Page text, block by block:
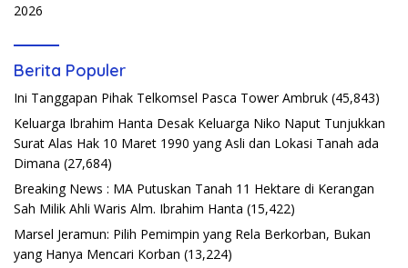
2026
Berita Populer
Ini Tanggapan Pihak Telkomsel Pasca Tower Ambruk (45,843)
Keluarga Ibrahim Hanta Desak Keluarga Niko Naput Tunjukkan
Surat Alas Hak 10 Maret 1990 yang Asli dan Lokasi Tanah ada
Dimana (27,684)
Breaking News : MA Putuskan Tanah 11 Hektare di Kerangan
Sah Milik Ahli Waris Alm. Ibrahim Hanta (15,422)
Marsel Jeramun: Pilih Pemimpin yang Rela Berkorban, Bukan
yang Hanya Mencari Korban (13,224)